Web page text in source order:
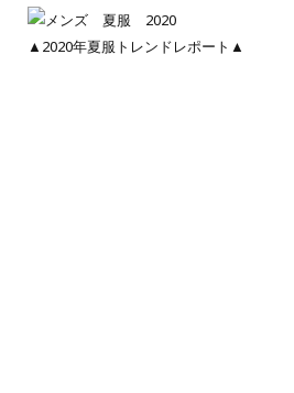
▲2020年夏服トレンドレポート▲